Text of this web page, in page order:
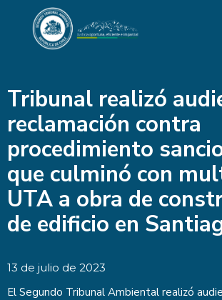
Tribunal realizó
reclamación contra
procedimiento
que culminó con
UTA a obra de
de edificio en
13 de julio de 2023
El Segundo Tribunal Ambiental realizó